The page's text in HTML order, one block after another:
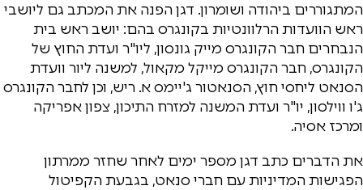
המתגוררים ביהודה ושומרון. דגן הפנה את המכתב גם ליושבי
ראש הוועדות הרלוונטיות בקונגרס בהם: יושב ראש בית
הנבחרים חבר הקונגרס מייק גונסון, ליו"ר ועדת החוץ של
הקונגרס, חבר הקונגרס מייקל מקאול, למשנה ליור וועדת
הסנאט ליחסי חוץ, הסנאטור ג'יימס א. ריש, וכן לחבר הקונגרס
ג'ו ווילסון, יו"ר ועדת המשנה למזרח התיכון, צפון אפריקה
ומרכז אסיה.
את הדברים כתב דגן מספר ימים לאחר שחזר ממרתון
הפגישות המדיניות עם חברי סנאט, בגבעת הקפיטול